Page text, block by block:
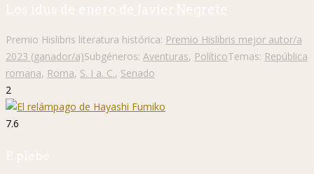
Los idus de enero de Javier Negrete
Premio Hislibris literatura histórica: Premio Hislibris mejor autor/a
2023 (ganador/a)Subgéneros: Aventuras, PolíticoTemas: República
romana, Roma, S. I a. C., Senado
2
7.6
P. plebe